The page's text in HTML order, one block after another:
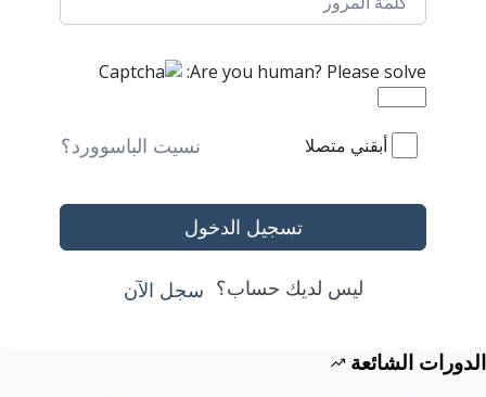
Are you human? Please solve:
أبقني متصلا نسيت الباسوورد؟
تسجيل الدخول
ليس لديك حساب؟ سجل الآن
الدورات الشائعة